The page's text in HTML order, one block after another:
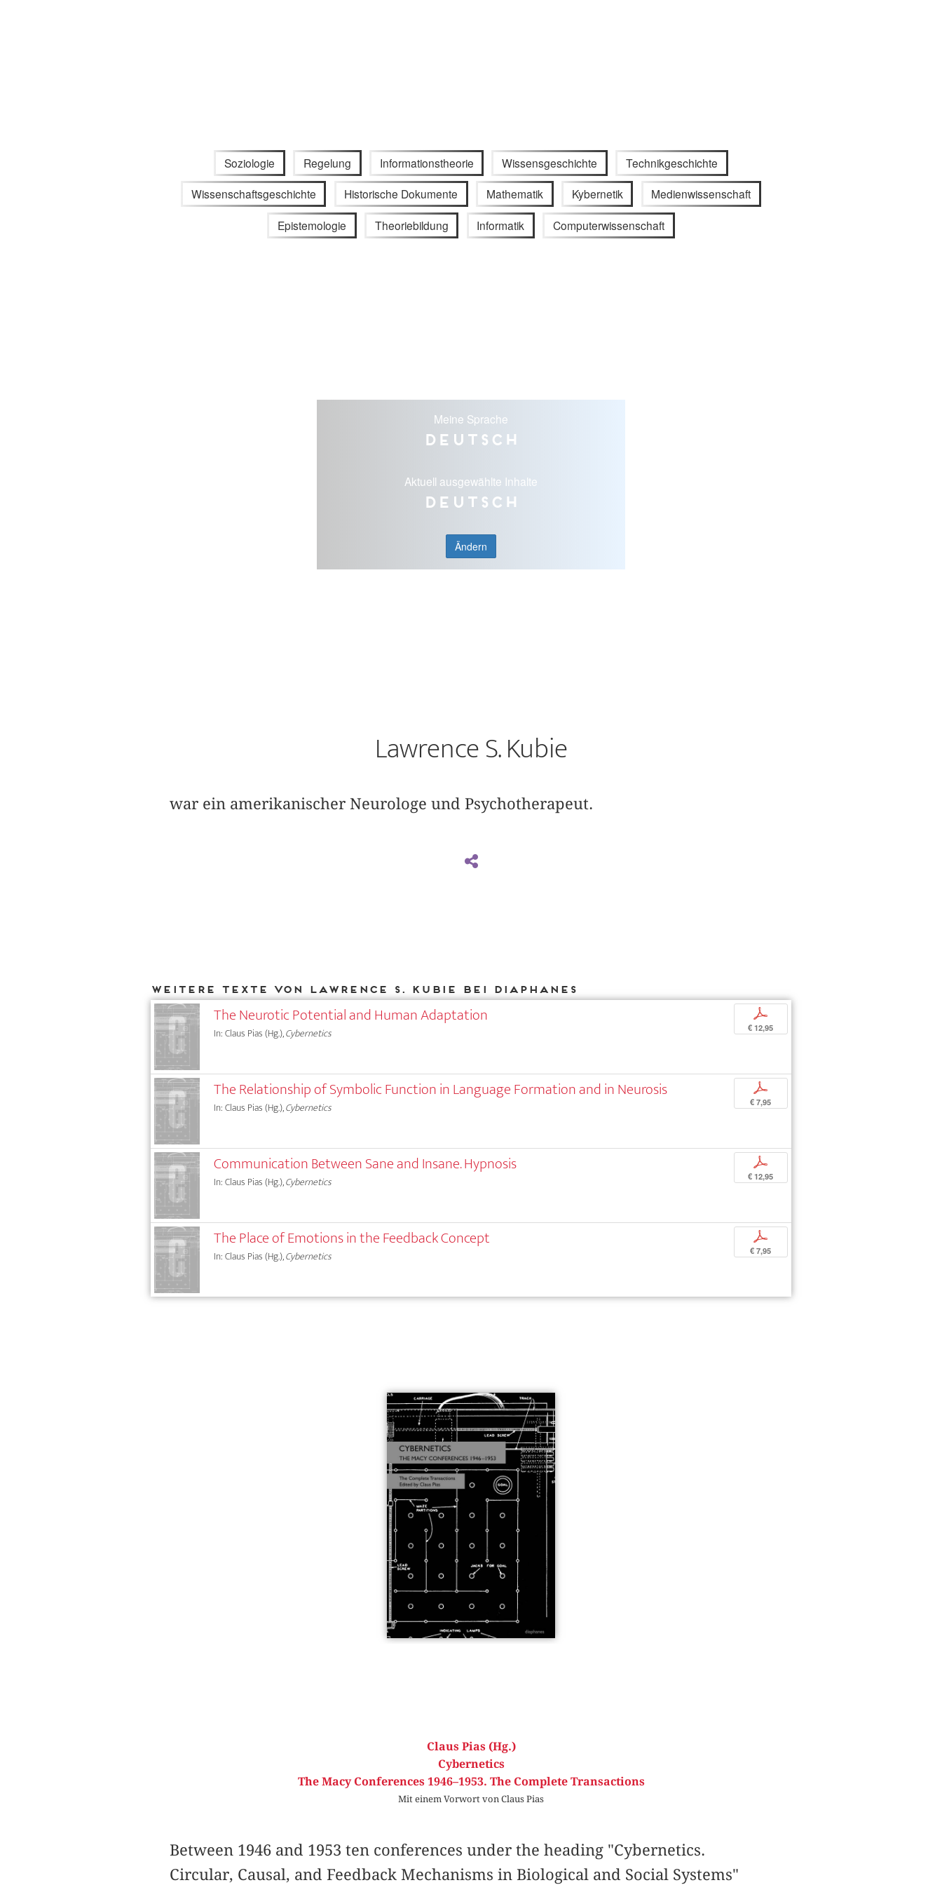
Soziologie Regelung Informationstheorie Wissensgeschichte Technikgeschichte
Wissenschaftsgeschichte Historische Dokumente Mathematik Kybernetik Medienwissenschaft
Epistemologie Theoriebildung Informatik Computerwissenschaft
Meine Sprache
Deutsch
Aktuell ausgewählte Inhalte
Deutsch
Ändern
Lawrence S. Kubie
war ein amerikanischer Neurologe und Psychotherapeut.
Weitere Texte von Lawrence S. Kubie bei DIAPHANES
The Neurotic Potential and Human Adaptation
In: Claus Pias (Hg.),Cybernetics
p
€ 12,95
The Relationship of Symbolic Function in Language Formation and in Neurosis
In: Claus Pias (Hg.),Cybernetics
p
€ 7,95
Communication Between Sane and Insane. Hypnosis
In: Claus Pias (Hg.),Cybernetics
p
€ 12,95
The Place of Emotions in the Feedback Concept
In: Claus Pias (Hg.),Cybernetics
p
€ 7,95
Claus Pias (Hg.)
Cybernetics
The Macy Conferences 1946–1953. The Complete Transactions
Mit einem Vorwort von Claus Pias
Between 1946 and 1953 ten conferences under the heading "Cybernetics.
Circular, Causal, and Feedback Mechanisms in Biological and Social Systems"